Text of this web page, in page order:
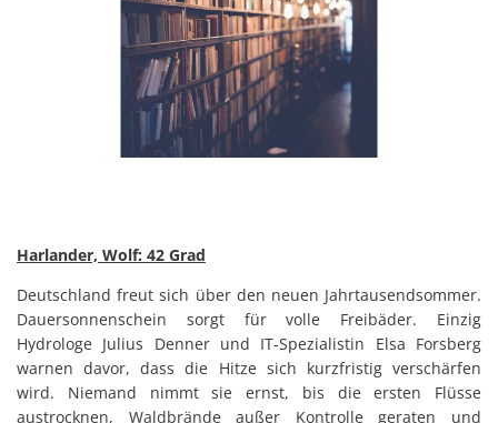
Harlander, Wolf: 42 Grad
Deutschland freut sich über den neuen Jahrtausendsommer.
Dauersonnenschein sorgt für volle Freibäder. Einzig
Hydrologe Julius Denner und IT-Spezialistin Elsa Forsberg
warnen davor, dass die Hitze sich kurzfristig verschärfen
wird. Niemand nimmt sie ernst, bis die ersten Flüsse
austrocknen, Waldbrände außer Kontrolle geraten und